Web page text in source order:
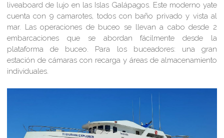
liveaboard de lujo en las Islas Galápagos. Este moderno yate
cuenta con 9 camarotes, todos con baño privado y vista al
mar. Las operaciones de buceo se llevan a cabo desde 2
embarcaciones que se abordan fácilmente desde la
plataforma de buceo. Para los buceadores: una gran
estación de cámaras con recarga y áreas de almacenamiento
individuales.